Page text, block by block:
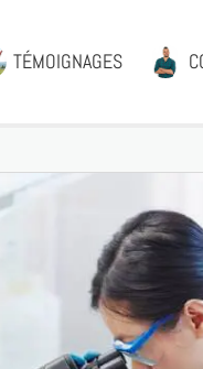
TÉMOIGNAGES